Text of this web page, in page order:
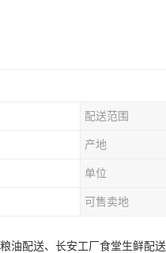
配送范围
产地
单位
可售卖地
油配送、长安工厂食堂生鲜配